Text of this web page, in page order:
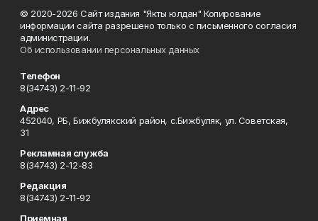
© 2020-2026 Сайт издания "Якты юлдан" Копирование
информации сайта разрешено только с письменного согласия
администрации.
Об использовании персональных данных
Телефон
8(34743) 2-11-92
Адрес
452040, РБ, Бижбулякский район, с.Бижбуляк, ул. Советская,
31
Рекламная служба
8(34743) 2-12-83
Редакция
8(34743) 2-11-92
Приемная